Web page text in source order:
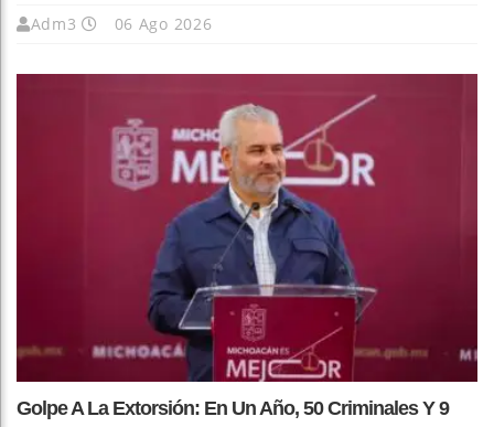
Adm3 06 Ago 2026
Golpe A La Extorsión: En Un Año, 50 Criminales Y 9